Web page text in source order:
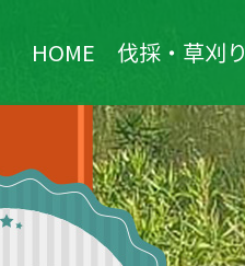
HOME 伐採・草刈り